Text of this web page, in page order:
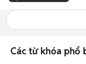
Các từ khóa phổ